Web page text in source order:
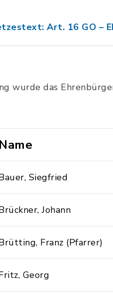
Art. 16 GO –
wurde das
Name
Siegfried
Johann
Franz (Pfarrer)
Georg